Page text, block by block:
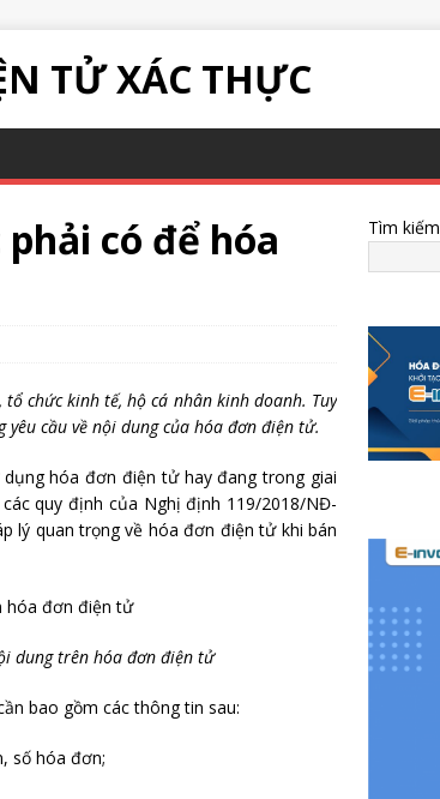
TỬ XÁC THỰC
có để hóa
chức kinh tế, hộ cá nhân kinh doanh. Tuy
cầu về nội dung của hóa đơn điện tử.
hóa đơn điện tử hay đang trong giai
quy định của Nghị định 119/2018/NĐ-
lý quan trọng về hóa đơn điện tử khi bán
dung trên hóa đơn điện tử
bao gồm các thông tin sau:
số hóa đơn;
Tìm kiếm